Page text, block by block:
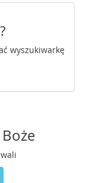
wyszukiwarkę